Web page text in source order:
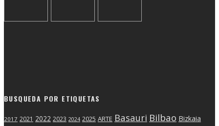
BUSQUEDA POR ETIQUETAS
2017 2021 2022 2023 2024 2025 ARTE Basauri Bilbao Bizkaia